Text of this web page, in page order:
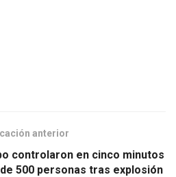
anterior
controlaron en cinco minutos
500 personas tras explosión